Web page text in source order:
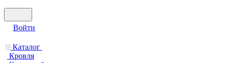
Войти
Каталог
Кровля